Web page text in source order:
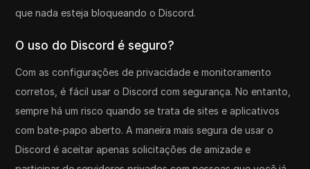
que nada esteja bloqueando o Discord.
O uso do Discord é seguro?
Com as configurações de privacidade e monitoramento
corretos, é fácil usar o Discord com segurança. No entanto,
sempre há um risco quando se trata de sites e aplicativos
com bate-papo aberto. A maneira mais segura de usar o
Discord é aceitar apenas solicitações de amizade e